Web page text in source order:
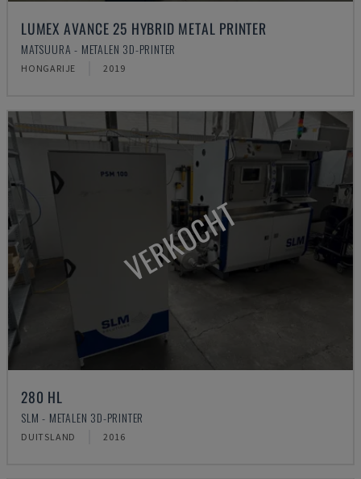
LUMEX AVANCE 25 HYBRID METAL PRINTER
MATSUURA - METALEN 3D-PRINTER
HONGARIJE 2019
VERKOCHT
280 HL
SLM - METALEN 3D-PRINTER
DUITSLAND 2016